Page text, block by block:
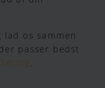
os sammen
passer bedst
.